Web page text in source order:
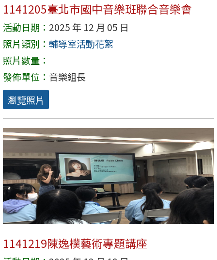
1141205臺北市國中音樂班聯合音樂會
活動日期： 2025 年 12 月 05 日
照片類別： 輔導室活動花絮
照片數量：
發佈單位： 音樂組長
瀏覽照片
1141219陳逸樸藝術專題講座